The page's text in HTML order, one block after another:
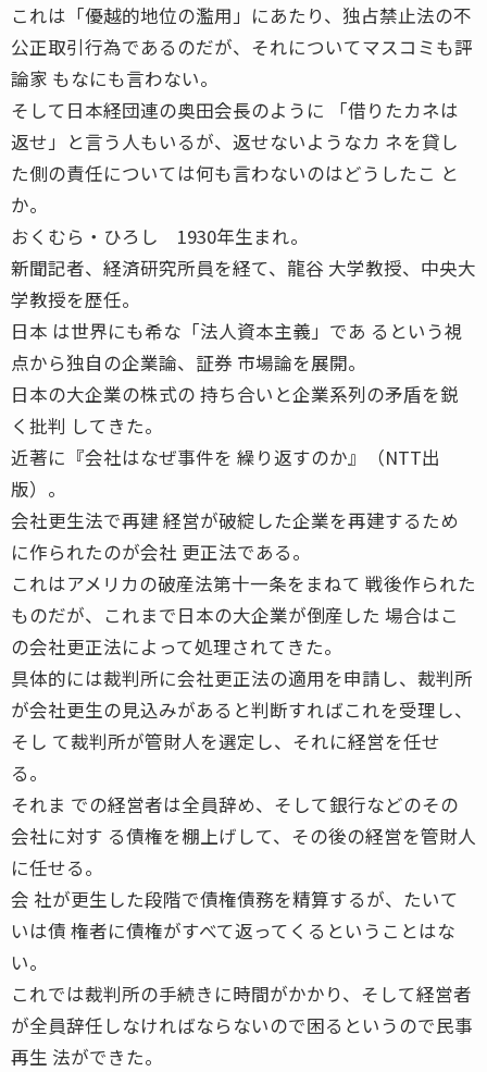
これは「優越的地位の濫用」にあたり、独占禁止法の不
公正取引行為であるのだが、それについてマスコミも評
論家 もなにも言わない。
そして日本経団連の奥田会長のように 「借りたカネは
返せ」と言う人もいるが、返せないようなカ ネを貸し
た側の責任については何も言わないのはどうしたこ と
か。
おくむら・ひろし 1930年生まれ。
新聞記者、経済研究所員を経て、龍谷 大学教授、中央大
学教授を歴任。
日本 は世界にも希な「法人資本主義」であ るという視
点から独自の企業論、証券 市場論を展開。
日本の大企業の株式の 持ち合いと企業系列の矛盾を鋭
く批判 してきた。
近著に『会社はなぜ事件を 繰り返すのか』（NTT出
版）。
会社更生法で再建 経営が破綻した企業を再建するため
に作られたのが会社 更正法である。
これはアメリカの破産法第十一条をまねて 戦後作られた
ものだが、これまで日本の大企業が倒産した 場合はこ
の会社更正法によって処理されてきた。
具体的には裁判所に会社更正法の適用を申請し、裁判所
が会社更生の見込みがあると判断すればこれを受理し、
そし て裁判所が管財人を選定し、それに経営を任せ
る。
それま での経営者は全員辞め、そして銀行などのその
会社に対す る債権を棚上げして、その後の経営を管財人
に任せる。
会 社が更生した段階で債権債務を精算するが、たいて
いは債 権者に債権がすべて返ってくるということはな
い。
これでは裁判所の手続きに時間がかかり、そして経営者
が全員辞任しなければならないので困るというので民事
再生 法ができた。